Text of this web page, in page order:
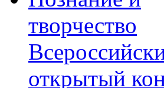
творчество
открытый